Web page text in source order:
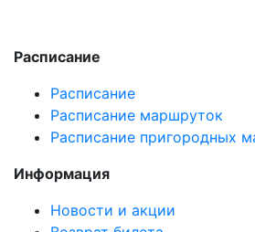
Расписание
Расписание
Расписание маршруток
Расписание пригородных
Информация
Новости и акции